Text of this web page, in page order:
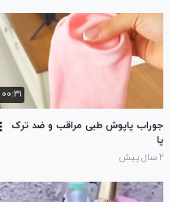
۰۰:۳۱
جوراب پاپوش طبی مراقب و ضد ترک
پا
۲ سال پیش